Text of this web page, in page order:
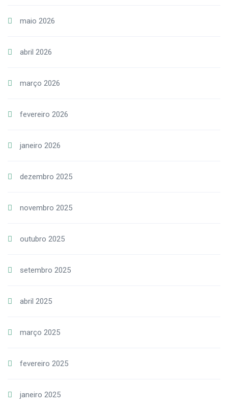
maio 2026
abril 2026
março 2026
fevereiro 2026
janeiro 2026
dezembro 2025
novembro 2025
outubro 2025
setembro 2025
abril 2025
março 2025
fevereiro 2025
janeiro 2025